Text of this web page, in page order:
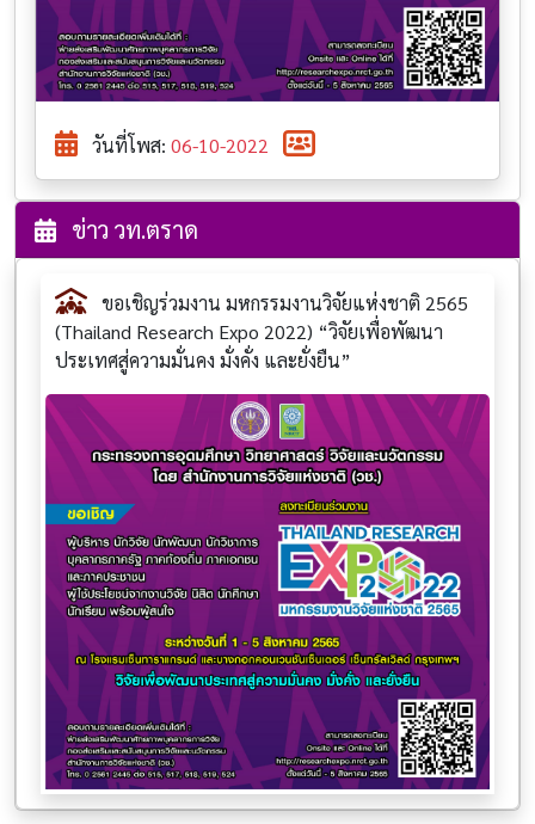
วันที่โพส:06-10-2022
ข่าว วท.ตราด
ขอเชิญร่วมงาน มหกรรมงานวิจัยแห่งชาติ 2565
(Thailand Research Expo 2022) “วิจัยเพื่อพัฒนา
ประเทศสู่ความมั่นคง มั่งคั่ง และยั่งยืน”